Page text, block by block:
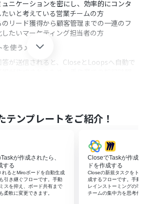
ニケーションを密にし、効率的にコンタ
いと考えている営業チームの方
リード獲得から顧客管理までの一連のフ
たいマーケティング担当者の方
使うメリット
答が送信されると、CloseとLoopsへ自動で
れ
とLoopsをYoomと連携します。
でフォームトリガー機能を選択し、「フォ
信されたら」をアクションとして設定しま
ションでCloseの「Search Lead」アクシ
フォームの回答情報をもとに既存リード
します。
テンプレートをご紹介！
が作成されたら、
する
るとMiroボードを自動生成
引き継ぐフローです。手動
スを抑え、ボード共有まで
柔軟に変更できます。
CloseでTaskが作成さ
ドを作成する
Closeの新規タスクをトリ
成するフローです。手動作
レインストーミングの準備
チームの集中力を思考作業